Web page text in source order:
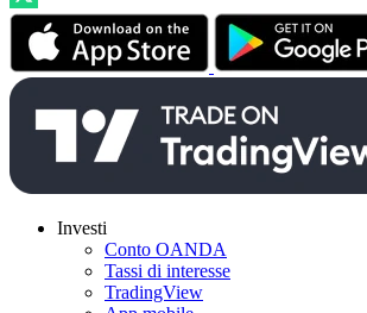
Investi
Conto OANDA
Tassi di interesse
TradingView